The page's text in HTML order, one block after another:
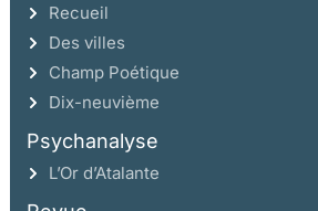
Recueil
Des villes
Champ Poétique
Dix-neuvième
Psychanalyse
L’Or d’Atalante